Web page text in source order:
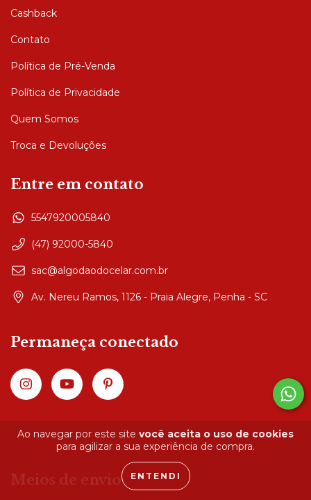
Ao navegar por este site você aceita o uso de cookies
para agilizar a sua experiência de compra.
ENTENDI
Cashback
Contato
Política de Pré-Venda
Política de Privacidade
Quem Somos
Troca e Devoluções
Entre em contato
5547920005840
(47) 92000-5840
sac@algodaodocelar.com.br
Av. Nereu Ramos, 1126 - Praia Alegre, Penha - SC
Permaneça conectado
Meios de envio